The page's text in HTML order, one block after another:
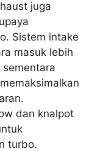
juga
Sistem intake
masuk lebih
dan knalpot
turbo.